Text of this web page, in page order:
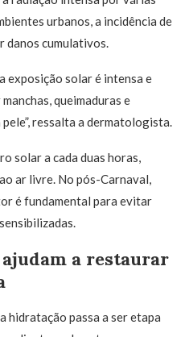
urbanos, a incidência de
danos cumulativos.
exposição solar é intensa e
queimaduras e
ressalta a dermatologista.
solar a cada duas horas,
ar livre. No pós-Carnaval,
é fundamental para evitar
a restaurar
hidratação passa a ser etapa